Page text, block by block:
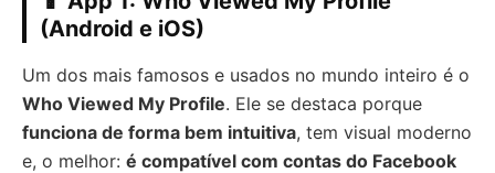
(Android e iOS)
Um dos mais famosos e usados no mundo inteiro é o
Who Viewed My Profile. Ele se destaca porque
funciona de forma bem intuitiva, tem visual moderno
e, o melhor: é compatível com contas do Facebook